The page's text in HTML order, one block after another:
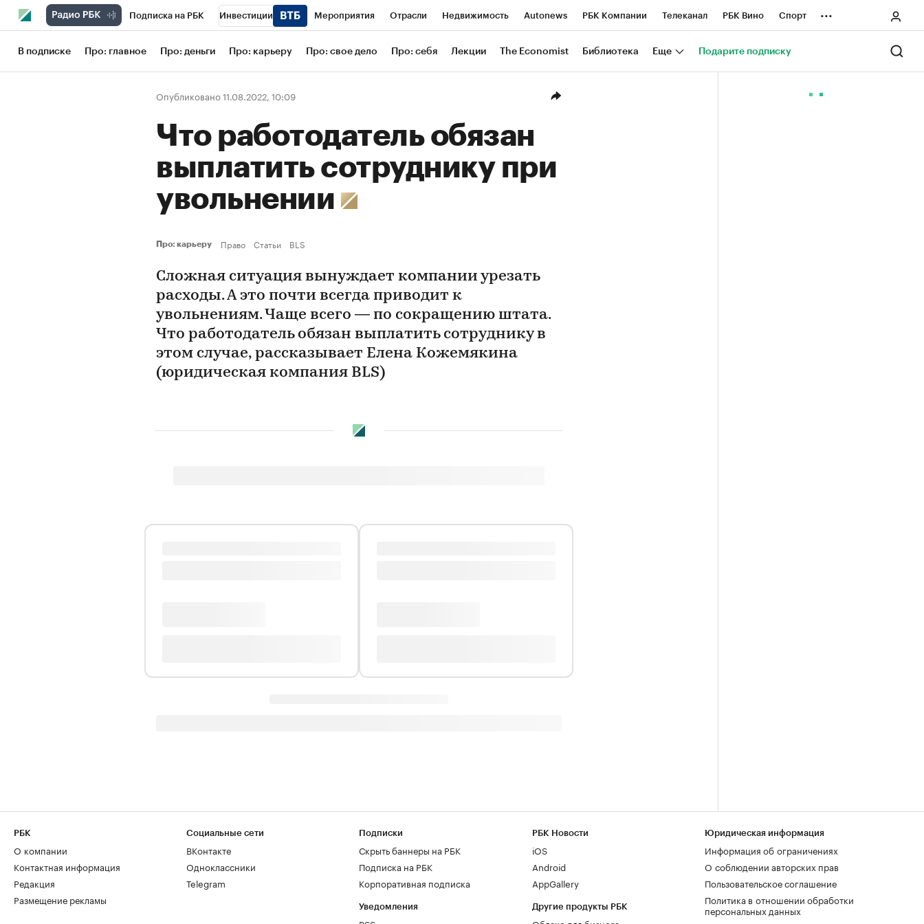
Подписка на РБК Инвестиции Мероприятия Отрасли Недвижимость Autonews РБК Компании Телеканал РБК Вино Спорт
Школа управления РБК РБК Образование РБК Life Тренды Визионеры Национальные проекты Город
Рынок наличной валюты
...
В подписке Про: главное Про: деньги Про: карьеру Про: свое дело Про: себя Лекции The Economist Библиотека Еще Подарите подписку
Опубликовано 11.08.2022, 10:09
Что работодатель обязан
выплатить сотруднику при
увольнении
Про: карьеру Право Статьи BLS
Сложная ситуация вынуждает компании урезать
расходы. А это почти всегда приводит к
увольнениям. Чаще всего — по сокращению штата.
Что работодатель обязан выплатить сотруднику в
этом случае, рассказывает Елена Кожемякина
(юридическая компания BLS)
РБК
О компании
Контактная информация
Редакция
Размещение рекламы
Социальные сети
ВКонтакте
Одноклассники
Telegram
Подписки
Скрыть баннеры на РБК
Подписка на РБК
Корпоративная подписка
Уведомления
РБК Новости
iOS
Android
AppGallery
Другие продукты РБК
Юридическая информация
Информация об ограничениях
О соблюдении авторских прав
Пользовательское соглашение
Политика в отношении обработки
персональных данных